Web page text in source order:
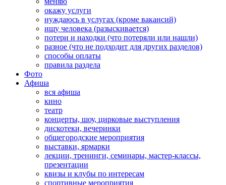
окажу услуги
нуждаюсь в услугах (кроме вакансий)
ищу человека (разыскивается)
потери и находки (что потеряли или нашли)
разное (что не подходит для других разделов)
способы оплаты
правила раздела
Фото
Афиша
вся афиша
кино
театр
концерты, шоу, цирковые выступления
дискотеки, вечеринки
общегородские мероприятия
выставки, ярмарки
лекции, тренинги, семинары, мастер-классы,
презентации
квизы и клубы по интересам
спортивные мероприятия